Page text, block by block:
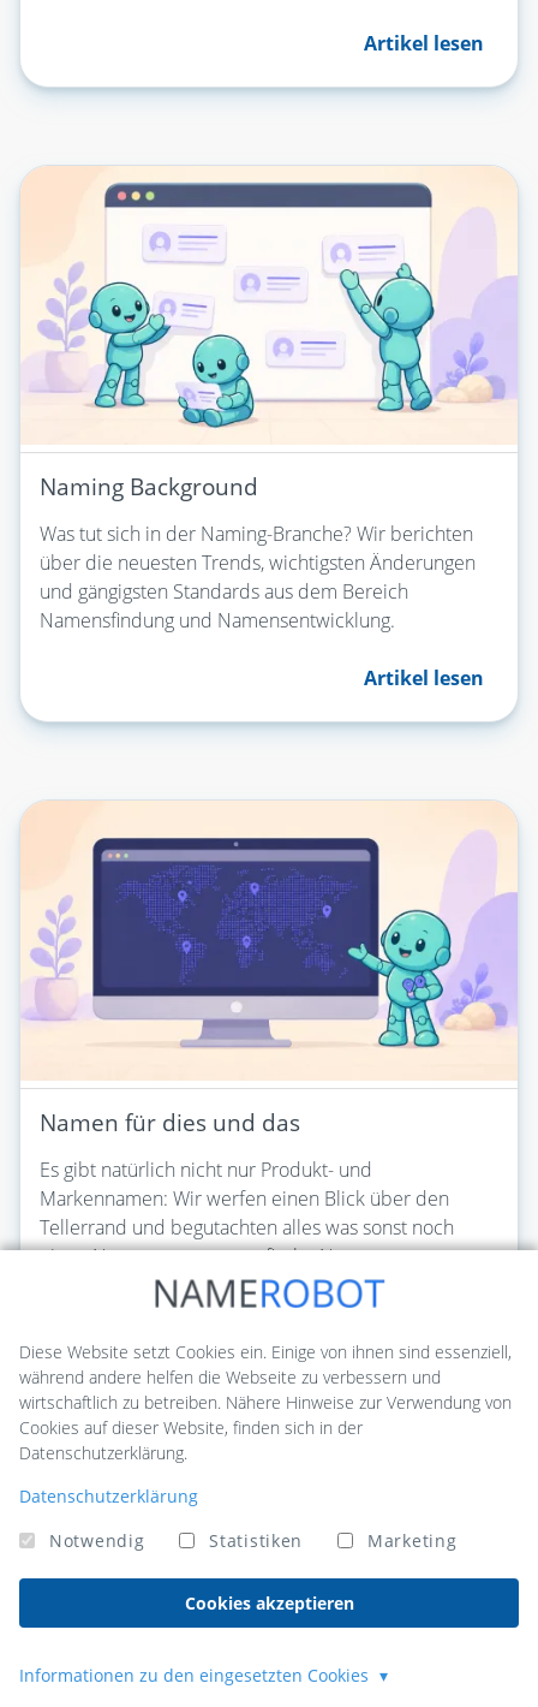
Artikel lesen
Naming Background
Was tut sich in der Naming-Branche? Wir berichten
über die neuesten Trends, wichtigsten Änderungen
und gängigsten Standards aus dem Bereich
Namensfindung und Namensentwicklung.
Artikel lesen
Namen für dies und das
Es gibt natürlich nicht nur Produkt- und
Markennamen: Wir werfen einen Blick über den
Tellerrand und begutachten alles was sonst noch
einen Namen trägt: geografische Namen,
Wochentagsnamen, traditionelle Namen, Kinder- und
Artikel lesen
Diese Website setzt Cookies ein. Einige von ihnen sind essenziell,
während andere helfen die Webseite zu verbessern und
wirtschaftlich zu betreiben. Nähere Hinweise zur Verwendung von
Cookies auf dieser Website, finden sich in der
Datenschutzerklärung.
Datenschutzerklärung
Notwendig
Statistiken Marketing
Cookies akzeptieren
Informationen zu den eingesetzten Cookies